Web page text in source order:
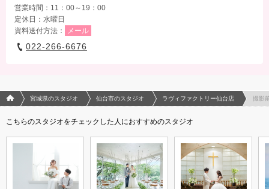
営業時間：11：00～19：00
定休日：水曜日
資料送付方法：
メール
022-266-6676
フォトウエディング/結婚写真のPhotorait ホーム
宮城県のスタジオ 仙台市のスタジオ ラヴィファクトリー仙台店 撮影
こちらのスタジオをチェックした人におすすめのスタジオ